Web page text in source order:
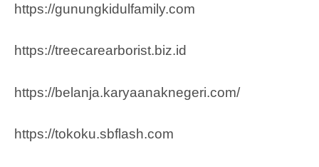
https://gunungkidulfamily.com
https://treecarearborist.biz.id
https://belanja.karyaanaknegeri.com/
https://tokoku.sbflash.com